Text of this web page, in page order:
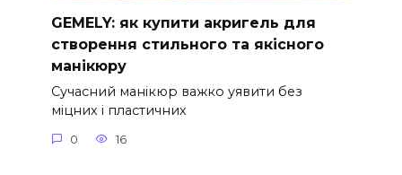
GEMELY: як купити акригель для
створення стильного та якісного
манікюру
Сучасний манікюр важко уявити без
міцних і пластичних
0 16